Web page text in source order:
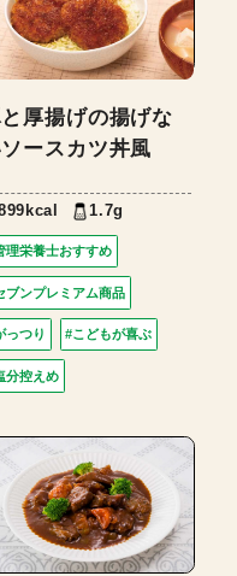
厚揚げの揚げな
ースカツ丼風
1.7g
理栄養士おすすめ
ブンプレミアム商品
っつり #こどもが喜ぶ
分控えめ